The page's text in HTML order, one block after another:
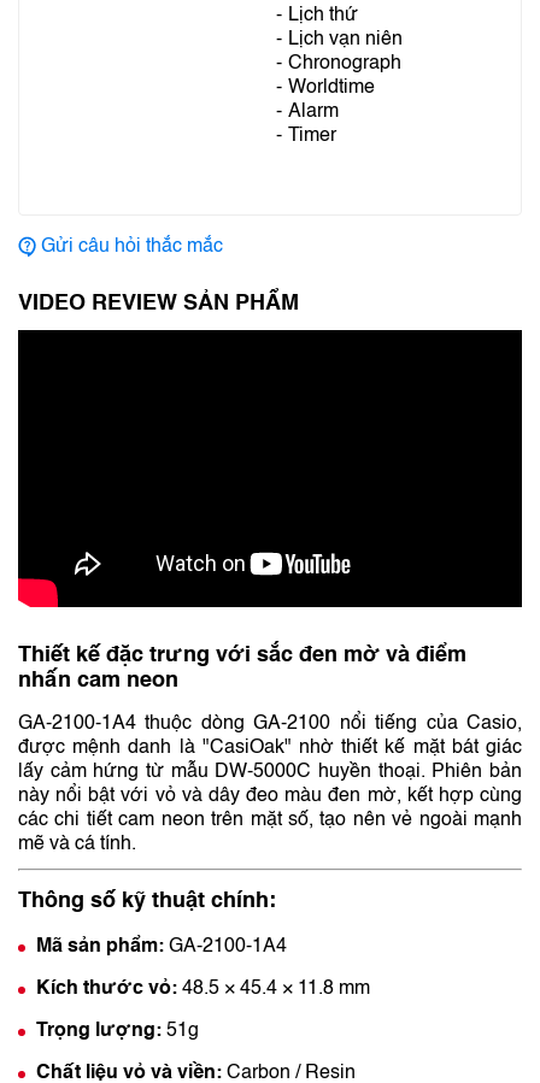
Lịch thứ
Lịch vạn niên
Chronograph
Worldtime
Alarm
Timer
Gửi câu hỏi thắc mắc
VIDEO REVIEW SẢN PHẨM
Thiết kế đặc trưng với sắc đen mờ và điểm
nhấn cam neon
GA-2100-1A4 thuộc dòng GA-2100 nổi tiếng của Casio,
được mệnh danh là "CasiOak" nhờ thiết kế mặt bát giác
lấy cảm hứng từ mẫu DW-5000C huyền thoại. Phiên bản
này nổi bật với vỏ và dây đeo màu đen mờ, kết hợp cùng
các chi tiết cam neon trên mặt số, tạo nên vẻ ngoài mạnh
mẽ và cá tính.
Thông số kỹ thuật chính:
Mã sản phẩm: GA-2100-1A4
Kích thước vỏ: 48.5 × 45.4 × 11.8 mm
Trọng lượng: 51g
Chất liệu vỏ và viền: Carbon / Resin